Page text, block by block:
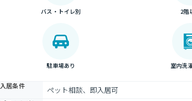
バス・トイレ別 2階
駐車場あり 室内洗
入居条件 ペット相談、即入居可